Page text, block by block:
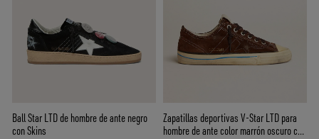
Ball Star LTD de hombre de ante negro
con Skins
Zapatillas deportivas V-Star LTD para
hombre de ante color marrón oscuro con